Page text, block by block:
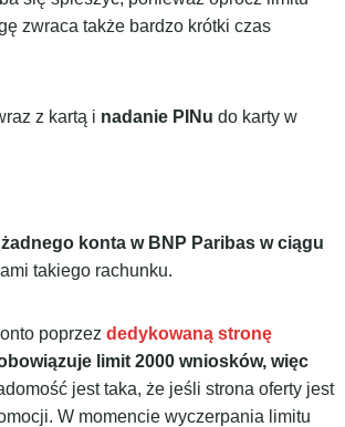
zwraca także bardzo krótki czas
z kartą i nadanie PINu do karty w
konta w BNP Paribas w ciągu
takiego rachunku.
poprzez dedykowaną stronę
limit 2000 wniosków, więc
jest taka, że jeśli strona oferty jest
W momencie wyczerpania limitu